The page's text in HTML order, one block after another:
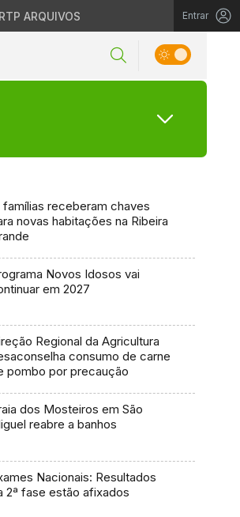
RTP ARQUIVOS Entrar
famílias receberam chaves
novas habitações na Ribeira
Novos Idosos vai
em 2027
Regional da Agricultura
consumo de carne
pombo por precaução
dos Mosteiros em São
reabre a banhos
Nacionais: Resultados
2ª fase estão afixados